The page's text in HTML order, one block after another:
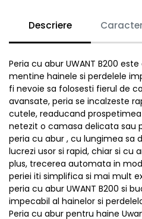
Descriere
Peria cu abur UWANT B200
mentine hainele si perdelele
fi nevoie sa folosesti fierul de
avansate, peria se incalzeste
cutele, readucand
netezit o camasa delicata sau
peria cu abur , cu lungimea sa
lucrezi usor si rapid, chiar si cu
plus, trecerea automata in
periei iti simplifica si mai mult
peria cu abur UWANT B200 si
impecabil al hainelor si
Peria cu abur pentru haine